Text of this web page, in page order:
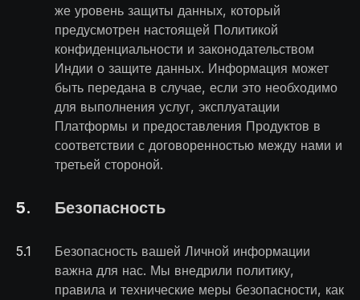
же уровень защиты данных, который
предусмотрен настоящей Политикой
конфиденциальности и законодательством
Индии о защите данных. Информация может
быть передана в случае, если это необходимо
для выполнения услуг, эксплуатации
Платформы и предоставления Продуктов в
соответствии с договоренностью между нами и
третьей стороной.
5. Безопасность
5.1
Безопасность вашей Личной информации
важна для нас. Мы внедрили политику,
правила и технические меры безопасности, как